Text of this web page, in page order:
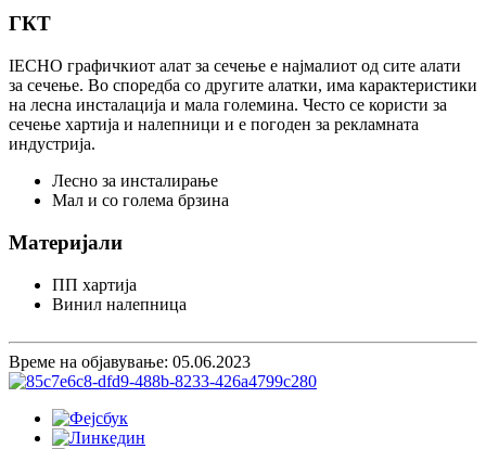
ГКТ
IECHO графичкиот алат за сечење е најмалиот од сите алати
за сечење. Во споредба со другите алатки, има карактеристики
на лесна инсталација и мала големина. Често се користи за
сечење хартија и налепници и е погоден за рекламната
индустрија.
Лесно за инсталирање
Мал и со голема брзина
Материјали
ПП хартија
Винил налепница
Време на објавување: 05.06.2023